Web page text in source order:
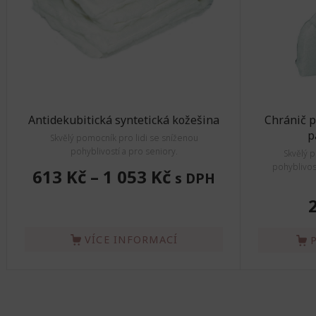
Antidekubitická syntetická kožešina
Skvělý pomocník pro lidi se sníženou
pohyblivostí a pro seniory.
613 Kč – 1 053 Kč s DPH
VÍCE INFORMACÍ
Chránič
Skvělý